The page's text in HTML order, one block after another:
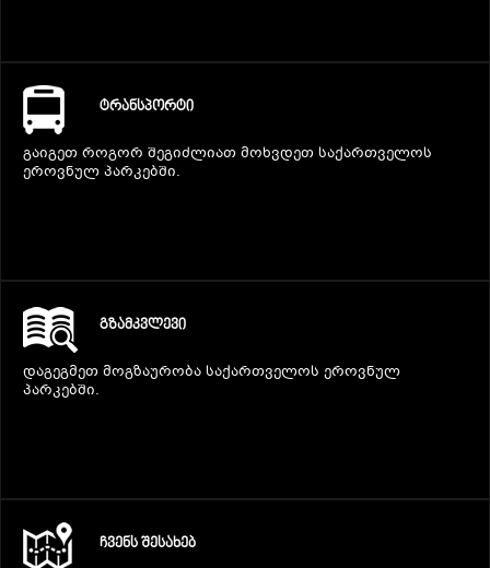
ᲢᲠᲐᲜᲡᲞᲝᲠᲢᲘ
გაიგეთ როგორ შეგიძლიათ მოხვდეთ საქართველოს
ეროვნულ პარკებში.
ᲒᲖᲐᲛᲙᲕᲚᲔᲕᲘ
დაგეგმეთ მოგზაურობა საქართველოს ეროვნულ
პარკებში.
ᲩᲕᲔᲜᲡ ᲨᲔᲡᲐᲮᲔᲑ